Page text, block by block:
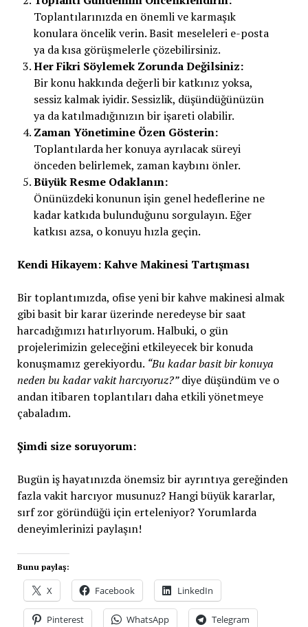
Toplantılarınızda en önemli ve karmaşık
konulara öncelik verin. Basit meseleleri e-posta
ya da kısa görüşmelerle çözebilirsiniz.
Her Fikri Söylemek Zorunda Değilsiniz:
Bir konu hakkında değerli bir katkınız yoksa,
sessiz kalmak iyidir. Sessizlik, düşündüğünüzün
ya da katılmadığınızın bir işareti olabilir.
Zaman Yönetimine Özen Gösterin:
Toplantılarda her konuya ayrılacak süreyi
önceden belirlemek, zaman kaybını önler.
Büyük Resme Odaklanın:
Önünüzdeki konunun işin genel hedeflerine ne
kadar katkıda bulunduğunu sorgulayın. Eğer
katkısı azsa, o konuyu hızla geçin.
Kendi Hikayem: Kahve Makinesi Tartışması
Bir toplantımızda, ofise yeni bir kahve makinesi almak
gibi basit bir karar üzerinde neredeyse bir saat
harcadığımızı hatırlıyorum. Halbuki, o gün
projelerimizin geleceğini etkileyecek bir konuda
konuşmamız gerekiyordu. “Bu kadar basit bir konuya
neden bu kadar vakit harcıyoruz?”diye düşündüm ve o
andan itibaren toplantıları daha etkili yönetmeye
çabaladım.
Şimdi size soruyorum:
Bugün iş hayatınızda önemsiz bir ayrıntıya gereğinden
fazla vakit harcıyor musunuz? Hangi büyük kararlar,
sırf zor göründüğü için erteleniyor? Yorumlarda
deneyimlerinizi paylaşın!
Bunu paylaş:
X Facebook LinkedIn
Pinterest WhatsApp Telegram